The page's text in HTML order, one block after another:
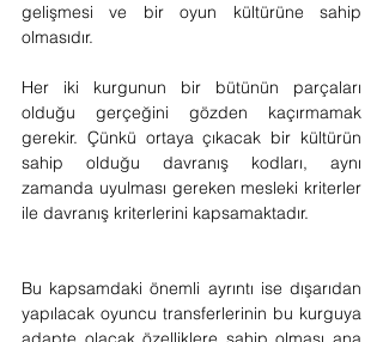
gelişmesi ve bir oyun kültürüne sahip
olmasıdır.
Her iki kurgunun bir bütünün parçaları
olduğu gerçeğini gözden kaçırmamak
gerekir. Çünkü ortaya çıkacak bir kültürün
sahip olduğu davranış kodları, aynı
zamanda uyulması gereken mesleki kriterler
ile davranış kriterlerini kapsamaktadır.
Bu kapsamdaki önemli ayrıntı ise dışarıdan
yapılacak oyuncu transferlerinin bu kurguya